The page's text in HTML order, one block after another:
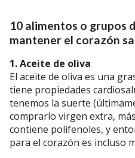
10 alimentos o grupos
mantener el corazón
1. Aceite de oliva
El aceite de oliva es una
tiene propiedades
tenemos la suerte
comprarlo virgen extra,
contiene polifenoles, y
para el corazón es incluso